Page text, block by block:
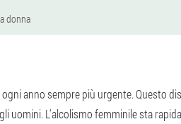
donna
anno sempre più urgente. Questo
uomini. L'alcolismo femminile sta